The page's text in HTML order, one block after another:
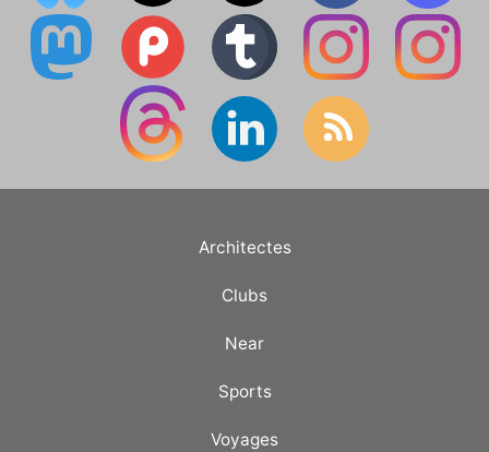
Architectes
Clubs
Near
Sports
Voyages